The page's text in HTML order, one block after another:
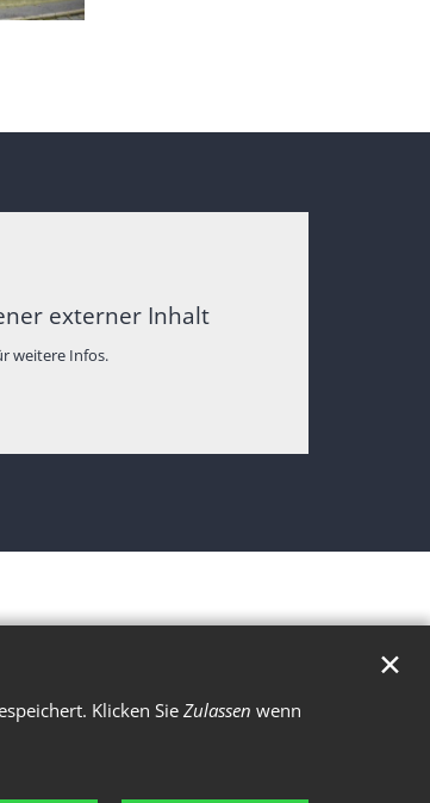
Klicken Sie Zulassen wenn
✕
externer Inhalt
weitere Infos.